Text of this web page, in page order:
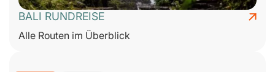
BALI RUNDREISE
Alle Routen im Überblick